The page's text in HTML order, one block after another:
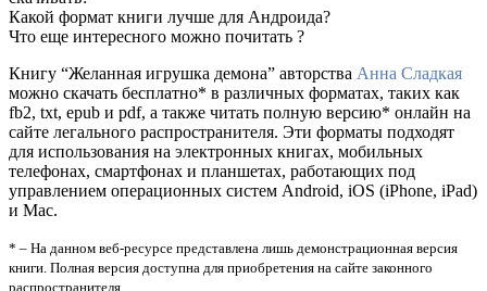
Какой формат книги лучше для Андроида?
Что еще интересного можно почитать ?
Книгу “Желанная игрушка демона” авторства Анна Сладкая
можно скачать бесплатно* в различных форматах, таких как
fb2, txt, epub и pdf, а также читать полную версию* онлайн на
сайте легального распространителя. Эти форматы подходят
для использования на электронных книгах, мобильных
телефонах, смартфонах и планшетах, работающих под
управлением операционных систем Android, iOS (iPhone, iPad)
и Mac.
* – На данном веб-ресурсе представлена лишь демонстрационная версия
книги. Полная версия доступна для приобретения на сайте законного
распространителя.